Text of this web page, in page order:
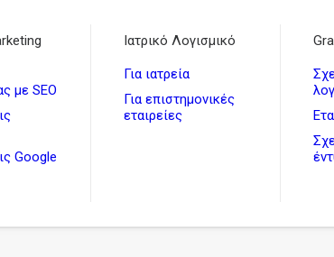
με SEO
Google
Ιατρικό Λογισμικό
Για ιατρεία
Για επιστημονικές
εταιρείες